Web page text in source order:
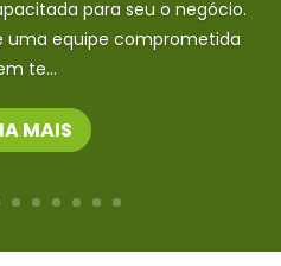
para seu o negócio.
uma equipe comprometida
te...
MAIS